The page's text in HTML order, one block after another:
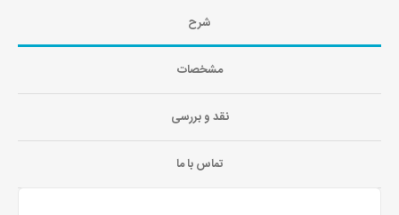
شرح
مشخصات
نقد و بررسی
تماس با ما